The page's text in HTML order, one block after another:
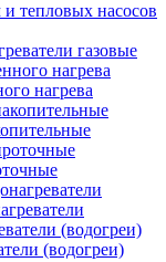
тепловых насосов
газовые
нагрева
(водогреи)